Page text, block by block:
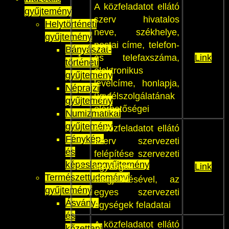
gyűjtemény
Helytörténeti
gyűjtemény
Bányászat-
történeti
gyűjtemény
Néprajzi
gyűjtemény
Numizmatikai
gyűjtemény
Fénykép-
és
képeslapgyűjtemény
Természettudományi
gyűjtemény
Ásvány-
és
1.
A közfeladatot ellátó
szerv hivatalos
neve, székhelye,
postai címe, telefon-
és telefaxszáma,
elektronikus
levélcíme, honlapja,
ügyfélszolgálatának
elérhetőségei
Link
2.
A közfeladatot ellátó
szerv szervezeti
felépítése szervezeti
egységek
megjelölésével, az
egyes szervezeti
egységek feladatai
Link
A közfeladatot ellátó